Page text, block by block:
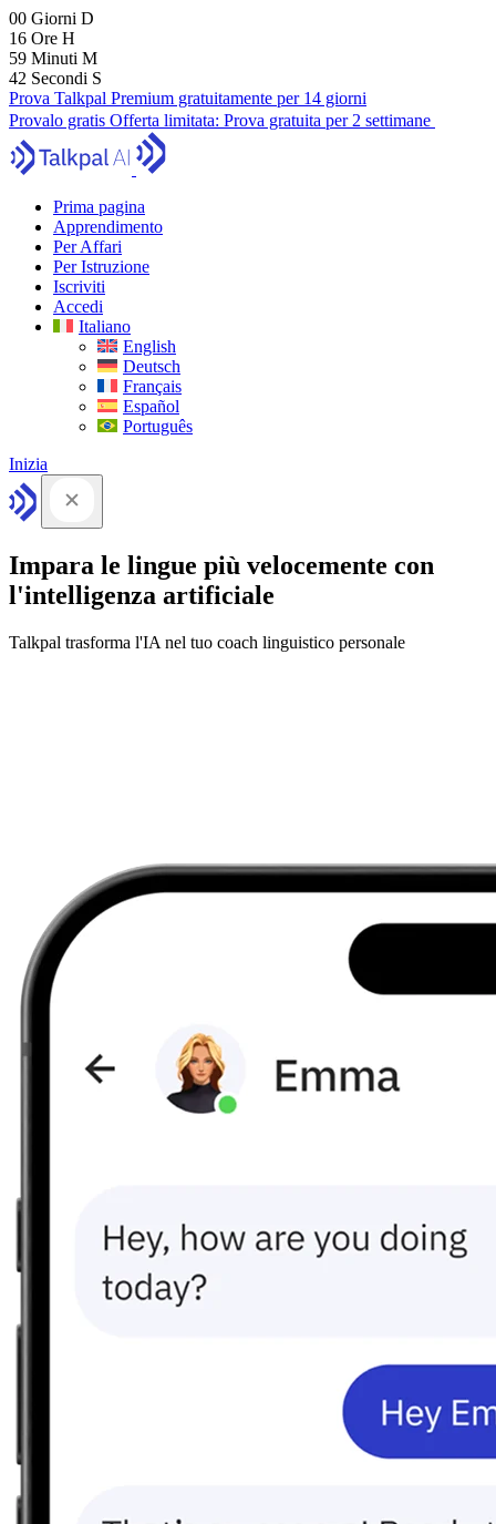
00 Giorni D
16 Ore H
59 Minuti M
41 Secondi S
Prova Talkpal Premium gratuitamente per 14 giorni
Provalo gratis Offerta limitata: Prova gratuita per 2 settimane
Prima pagina
Apprendimento
Per Affari
Per Istruzione
Iscriviti
Accedi
Italiano
English
Deutsch
Français
Español
Português
Inizia
Impara le lingue più velocemente con
l'intelligenza artificiale
Talkpal trasforma l'IA nel tuo coach linguistico personale